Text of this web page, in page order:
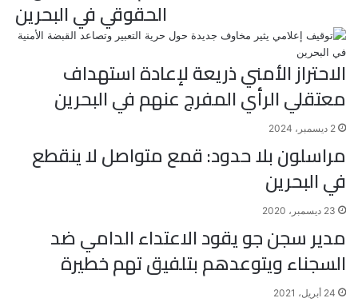
الحقوقي في البحرين
الاحتراز الأمني ذريعة لإعادة استهداف
معتقلي الرأي المفرج عنهم في البحرين
2 ديسمبر، 2024
مراسلون بلا حدود: قمع متواصل لا ينقطع
في البحرين
23 ديسمبر، 2020
مدير سجن جو يقود الاعتداء الدامي ضد
السجناء ويتوعدهم بتلفيق تهم خطيرة
24 أبريل، 2021